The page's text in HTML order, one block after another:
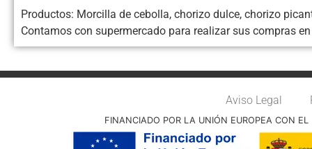
Productos: Morcilla de cebolla, chorizo dulce, chorizo
Contamos con supermercado para realizar sus compras
Aviso Legal
FINANCIADO POR LA UNIÓN EUROPEA CON